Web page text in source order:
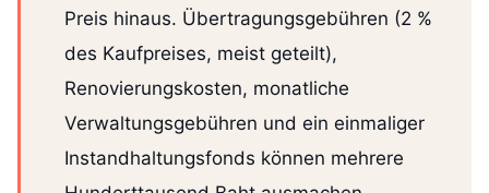
Preis hinaus. Übertragungsgebühren (2 %
des Kaufpreises, meist geteilt),
Renovierungskosten, monatliche
Verwaltungsgebühren und ein einmaliger
Instandhaltungsfonds können mehrere